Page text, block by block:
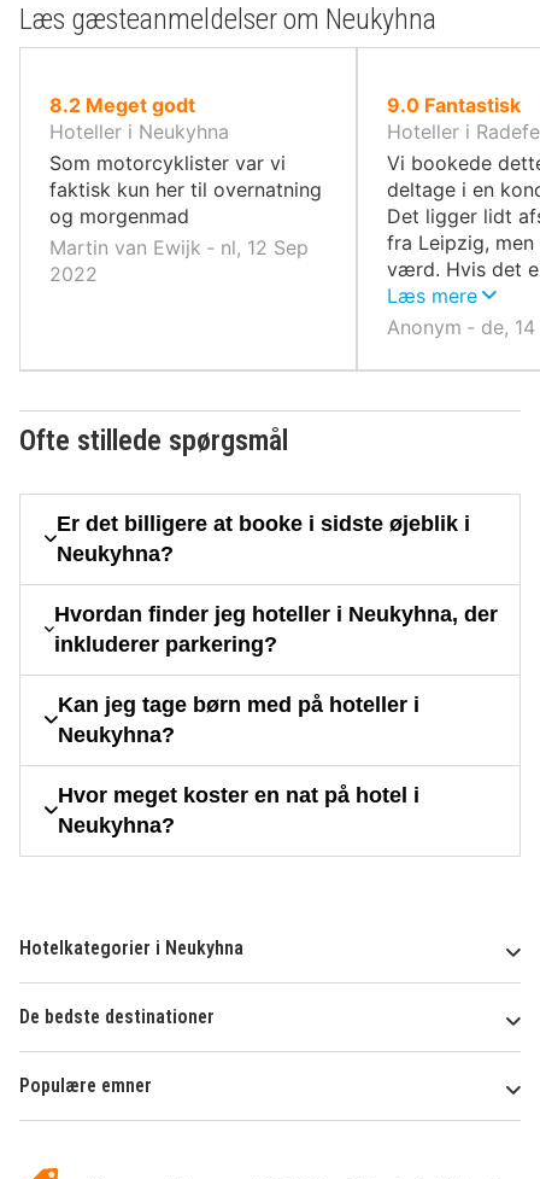
Læs gæsteanmeldelser om Neukyhna
8.2 ud
af
10,
Meget godt
Hoteller i Neukyhna
Som motorcyklister var vi
faktisk kun her til overnatning
og morgenmad
Martin van Ewijk ‐ nl, 12 Sep
2022
9.0ud
af
10,
Fantastisk
Hoteller i
Vi bookede
deltage i en
Det ligger lidt
fra Leipzig,
værd. Hvis det
tag altid S-Bahn
(forstadstoget)
Leipzig.
Læs mere
Anonym ‐ de,
Ofte stillede spørgsmål
Er det billigere at booke i sidste øjeblik i
Neukyhna?
Hvordan finder jeg hoteller i Neukyhna, der
inkluderer parkering?
Kan jeg tage børn med på hoteller i
Neukyhna?
Hvor meget koster en nat på hotel i
Neukyhna?
Hotelkategorier i Neukyhna
De bedste destinationer
Populære emner
HotelSpecials